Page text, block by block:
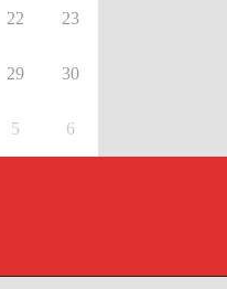
22 23
29 30
5 6